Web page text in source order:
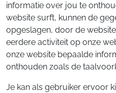
informatie over jou te
website surft, kunnen de
opgeslagen, door de
eerdere activiteit op onze
onze website bepaalde
onthouden zoals de
Je kan als gebruiker ervoor